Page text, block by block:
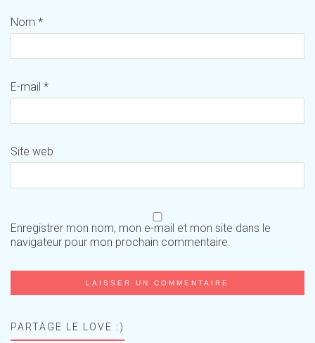
Nom *
E-mail *
Site web
Enregistrer mon nom, mon e-mail et mon site dans le
navigateur pour mon prochain commentaire.
PARTAGE LE LOVE :)